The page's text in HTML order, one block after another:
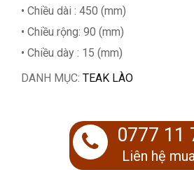
• Chiều dài : 450 (mm)
• Chiều rộng: 90 (mm)
• Chiều dày : 15 (mm)
DANH MỤC: TEAK LÀO
0777 11
Liên hệ